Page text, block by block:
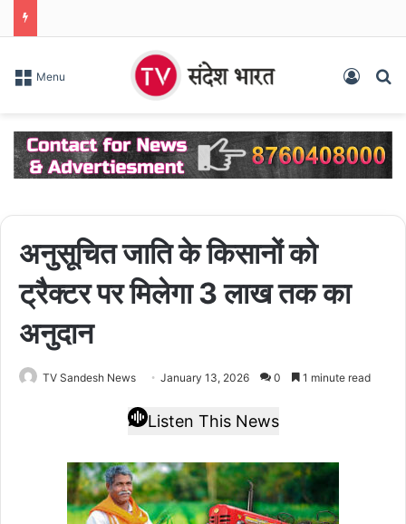
Menu Log In
अनुसूचित जाति के किसानों को
ट्रैक्टर पर मिलेगा 3 लाख तक का
अनुदान
TV Sandesh News January 13, 2026 0 1 minute read
Listen This News